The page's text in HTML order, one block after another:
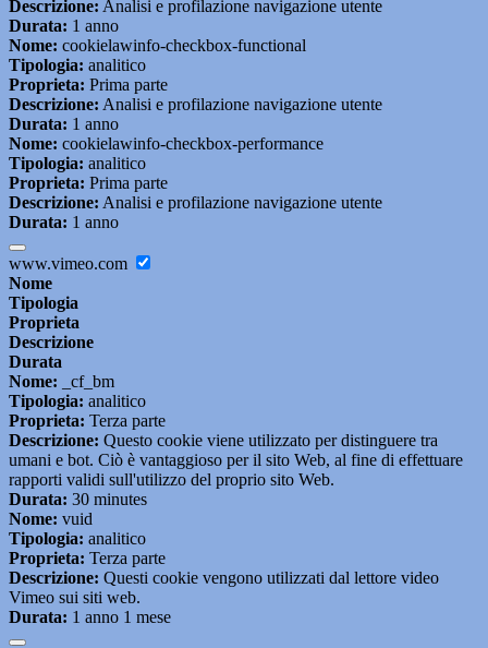
Descrizione: Analisi e profilazione navigazione utente
Durata: 1 anno
Nome: cookielawinfo-checkbox-functional
Tipologia: analitico
Proprieta: Prima parte
Descrizione: Analisi e profilazione navigazione utente
Durata: 1 anno
Nome: cookielawinfo-checkbox-performance
Tipologia: analitico
Proprieta: Prima parte
Descrizione: Analisi e profilazione navigazione utente
Durata: 1 anno
www.vimeo.com
Nome
Tipologia
Proprieta
Descrizione
Durata
Nome: _cf_bm
Tipologia: analitico
Proprieta: Terza parte
Descrizione: Questo cookie viene utilizzato per distinguere tra
umani e bot. Ciò è vantaggioso per il sito Web, al fine di effettuare
rapporti validi sull'utilizzo del proprio sito Web.
Durata: 30 minutes
Nome: vuid
Tipologia: analitico
Proprieta: Terza parte
Descrizione: Questi cookie vengono utilizzati dal lettore video
Vimeo sui siti web.
Durata: 1 anno 1 mese